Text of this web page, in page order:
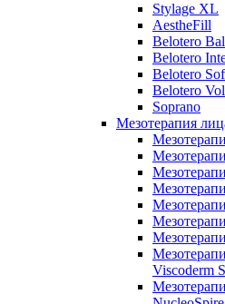
Stylage XL
AestheFill
Belotero
Belotero
Belotero
Belotero
Soprano
Мезотерапия
Viscoderm